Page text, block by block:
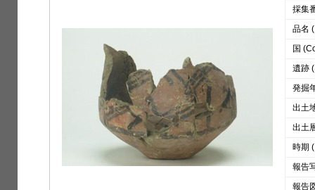
採集
品名
国
遺跡
発掘
出土
出土
時期
報告
報告